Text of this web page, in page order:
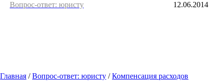
12.06.2014
Вопрос-ответ: юристу
Главная /Вопрос-ответ: юристу /Компенсация расходов